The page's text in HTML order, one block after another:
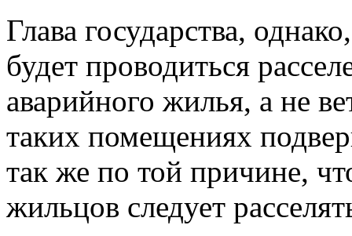
Глава государства,
будет проводиться
аварийного жилья, а не
таких помещениях
так же по той причине,
жильцов следует